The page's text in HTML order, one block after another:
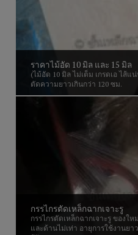
ราคาไม้อัด 10 มิล และ 15 มิล
(ไม้อัด 10 มิล ไม่เต็ม เกรดเอ ไส้
ตัดความยาวเกินกว่า 120 ซม.
กรรไกรตัดเหล็กฉากเจาะรู
กรรไกรตัดเหล็กฉากเจาะรู ของ
และด้านไม่เท่า อายุการใช้งานย